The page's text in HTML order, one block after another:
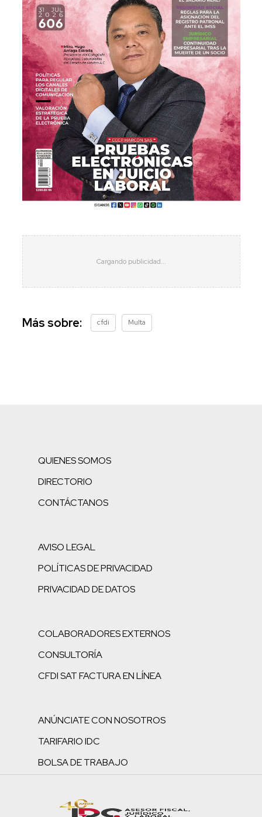
Más sobre: cfdi Multa
QUIENES SOMOS
DIRECTORIO
CONTÁCTANOS
AVISO LEGAL
POLÍTICAS DE PRIVACIDAD
PRIVACIDAD DE DATOS
COLABORADORES EXTERNOS
CONSULTORÍA
CFDI SAT FACTURA EN LÍNEA
ANÚNCIATE CON NOSOTROS
TARIFARIO IDC
BOLSA DE TRABAJO